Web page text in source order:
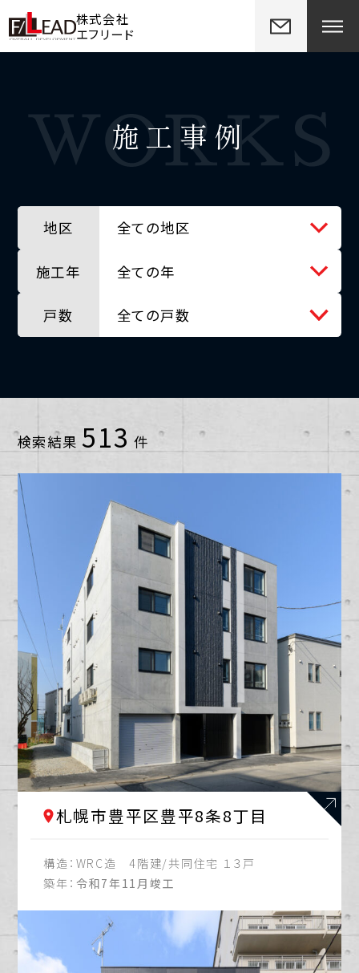
株式会社
エフリード
施工事例
地区 全ての地区
全ての地区
北広島市
小樽市
恵庭市
札幌市北区
札幌市南区
札幌市厚別区
札幌市手稲区
札幌市東区
札幌市清田区
札幌市白石区
札幌市豊平区
施工年 全ての年
全ての年
2013年
2014年
2016年
2017年
2018年
2019年
2020年
2021年
2022年
2024年
2025年
戸数 全ての戸数
1~10戸
11~20戸
31~40戸
41~50戸
51~60戸
61~70戸
91~100戸
検索結果513 件
札幌市豊平区豊平8条8丁目
構造： WRC造 4階建/共同住宅 １３戸
築年： 令和7年11月竣工